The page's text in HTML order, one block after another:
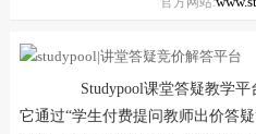
Studypool课堂答疑教学平
它通过“学生付费提问教师出价答